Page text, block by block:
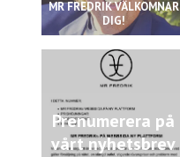
MR FREDRIK VÄLKOMNAR
DIG!
Prenumerera på
vårt nyhetsbrev